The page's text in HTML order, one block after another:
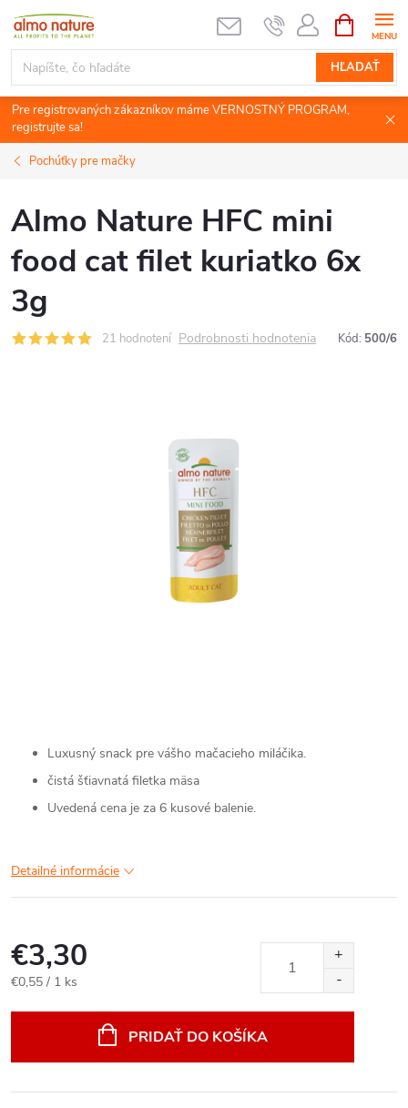
Prejsť
obsah
HĽADAŤ
KOŠÍK
Pre registrovaných zákazníkov máme VERNOSTNÝ PROGRAM,
registrujte sa!
Pochúťky pre mačky
Almo Nature HFC mini
food cat filet kuriatko 6x
3g
21 hodnotení Podrobnosti hodnotenia Kód: 500/6
Luxusný snack pre vášho mačacieho miláčika.
čistá šťiavnatá filetka mäsa
Uvedená cena je za 6 kusové balenie.
Detailné informácie
€3,30
Jednotková
€0,55 / 1 ks
PRIDAŤ DO KOŠÍKA